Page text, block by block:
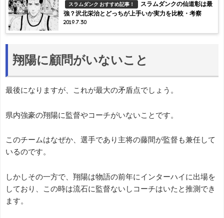
スラムダンク おすすめ記事！
スラムダンクの仙道彰は最
強？沢北栄治とどっちが上手いか実力を比較・考察
2019.7.30
翔陽に顧問がいないこと
最後になりますが、これが最大の矛盾点でしょう。
県内強豪の翔陽に監督やコーチがいないことです。
このチームはなぜか、選手であり主将の藤間が監督も兼任して
いるのです。
しかしその一方で、翔陽は物語の前年にインターハイに出場を
しており、この時は流石に監督ないしコーチはいたと推測でき
ます。